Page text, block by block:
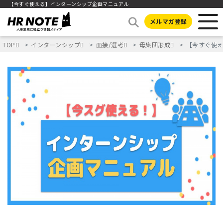
【今すぐ使える】インターンシップ企画マニュアル
メルマガ登録
TOP インターンシップ 面接/選考 母集団形成 【今すぐ使